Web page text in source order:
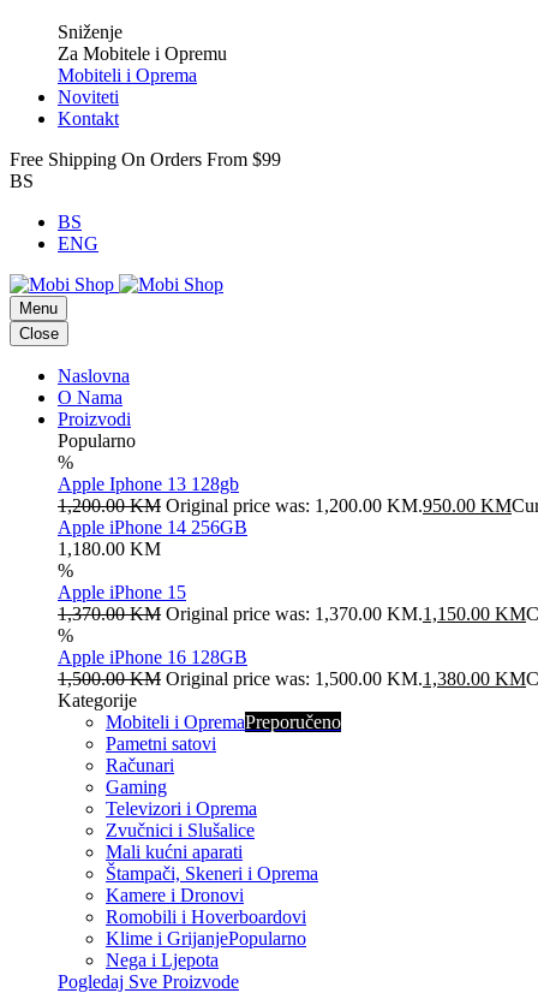
Sniženje
Za Mobitele i Opremu
Mobiteli i Oprema
Noviteti
Kontakt
Free Shipping On Orders From $99
BS
BS
ENG
Menu
Close
Naslovna
O Nama
Proizvodi
Popularno
%
Apple Iphone 13 128gb
1,200.00KM Original price was: 1,200.00 KM.950.00 KM
Apple iPhone 14 256GB
1,180.00 KM
%
Apple iPhone 15
1,370.00KM Original price was: 1,370.00 KM.1,150.00 KM
%
Apple iPhone 16 128GB
1,500.00KM Original price was: 1,500.00 KM.1,380.00 KM
Kategorije
Mobiteli i OpremaPreporučeno
Pametni satovi
Računari
Gaming
Televizori i Oprema
Zvučnici i Slušalice
Mali kućni aparati
Štampači, Skeneri i Oprema
Kamere i Dronovi
Romobili i Hoverboardovi
Klime i GrijanjePopularno
Nega i Ljepota
Pogledaj Sve Proizvode